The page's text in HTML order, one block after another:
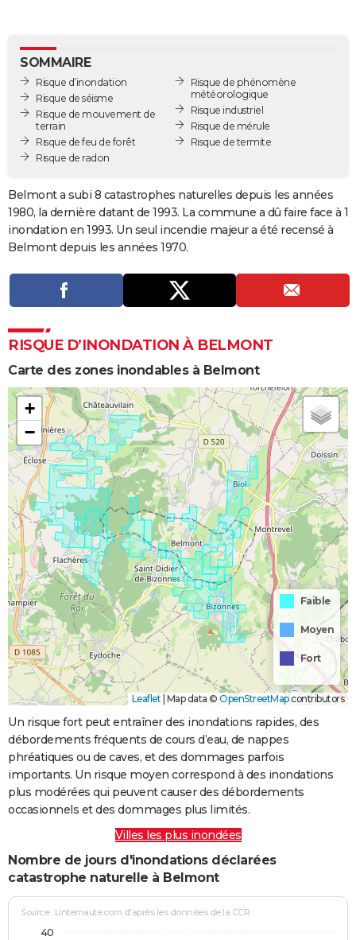
GUIDES D'ACHAT
BONS PLANS
CARTE DE VOEUX
Carte de Noël
Carte Bonne année
Carte Saint-Valentin
Carte Pâques
Carte d'anniversaire
DICTIONNAIRE
COPAINS D'AVANT
S'inscrire
Se connecter
Lycées
Collèges
Primaires
Universités
Entreprises
Service militaire
Avis de recherche
AVIS DE DÉCÈS
FORUM
Bricolage
Lifestyle
Culture
Sport
Auto
Television
Voyage
Cinema
SOMMAIRE
Risque d’inondation
Risque de séisme
Risque de mouvement de
terrain
Risque de feu de forêt
Risque de radon
Risque de phénomène
météorologique
Risque industriel
Risque de mérule
Risque de termite
Belmont a subi 8 catastrophes naturelles depuis les années
1980, la dernière datant de 1993. La commune a dû faire face à 1
inondation en 1993. Un seul incendie majeur a été recensé à
Belmont depuis les années 1970.
RISQUE D’INONDATION À BELMONT
Carte des zones inondables à Belmont
+
−
Faible
Moyen
Fort
Leaflet | Map data © OpenStreetMapcontributors
Un risque fort peut entraîner des inondations rapides, des
débordements fréquents de cours d’eau, de nappes
phréatiques ou de caves, et des dommages parfois
importants. Un risque moyen correspond à des inondations
plus modérées qui peuvent causer des débordements
occasionnels et des dommages plus limités.
Villes les plus inondées
Nombre de jours d'inondations déclarées
catastrophe naturelle à Belmont
Source : Linternaute.com d'après les données de la CCR
40